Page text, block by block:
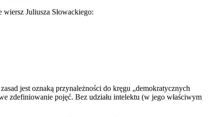
Juliusza Słowackiego:
jest oznaką przynależności do kręgu „demokratycznych
zdefiniowanie pojęć. Bez udziału intelektu (w jego właściwym